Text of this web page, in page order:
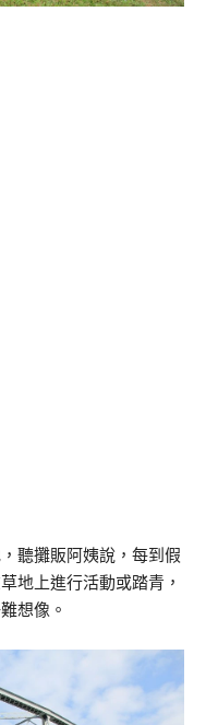
聽攤販阿姨說，每到假
地上進行活動或踏青，
想像。